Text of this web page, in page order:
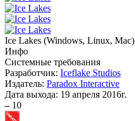
Ice Lakes (Windows, Linux, Mac)
Инфо
Системные требования
Разработчик: Iceflake Studios
Издатель: Paradox Interactive
Дата выхода: 19 апреля 2016г.
– 10